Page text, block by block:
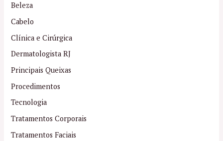
Beleza
Cabelo
Clínica e Cirúrgica
Dermatologista RJ
Principais Queixas
Procedimentos
Tecnologia
Tratamentos Corporais
Tratamentos Faciais